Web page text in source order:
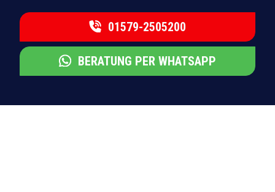
01579-2505200
BERATUNG PER WHATSAPP